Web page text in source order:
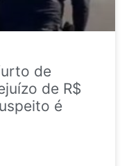
de
de R$
é